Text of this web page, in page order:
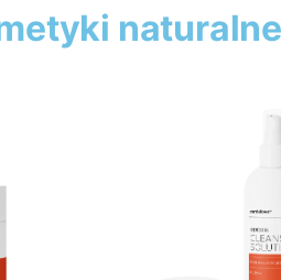
naturalne